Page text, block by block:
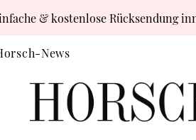
& kostenlose Rücksendung
News